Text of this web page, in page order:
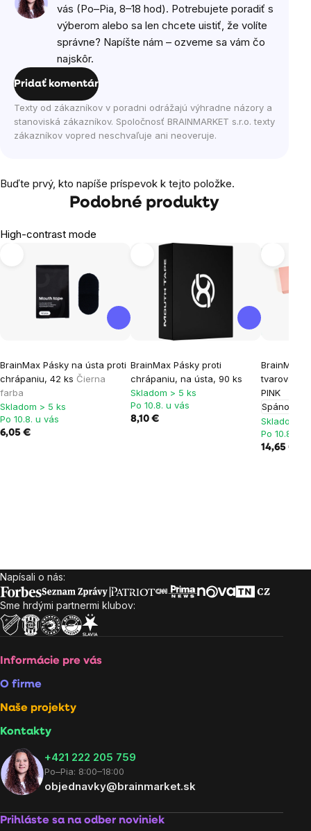
vás (Po–Pia, 8–18 hod). Potrebujete poradiť s
výberom alebo sa len chcete uistiť, že volíte
správne? Napíšte nám – ozveme sa vám čo
najskôr.
Pridať komentár
Texty od zákazníkov v poradni odrážajú výhradne názory a
stanoviská zákazníkov. Spoločnosť BRAINMARKET s.r.o. texty
zákazníkov vopred neschvaľuje ani neoveruje.
Buďte prvý, kto napíše príspevok k tejto položke.
Podobné produkty
High-contrast mode
BrainMax Pásky na ústa proti
chrápaniu, 42 ks Čierna
farba
Skladom > 5 ks
Po 10.8. u vás
6,05 €
BrainMax Pásky proti
chrápaniu, na ústa, 90 ks
Skladom > 5 ks
Po 10.8. u vás
8,10 €
BrainMax
tvarovaná
PINK
Spánok
Skladom >
Po 10.8. u
14,65 €
Zápätie
Napísali o nás:
Sme hrdými partnermi klubov:
Informácie pre vás
O firme
Naše projekty
Kontakty
+421 222 205 759
Po–Pia: 8:00–18:00
objednavky@brainmarket.sk
Prihláste sa na odber noviniek